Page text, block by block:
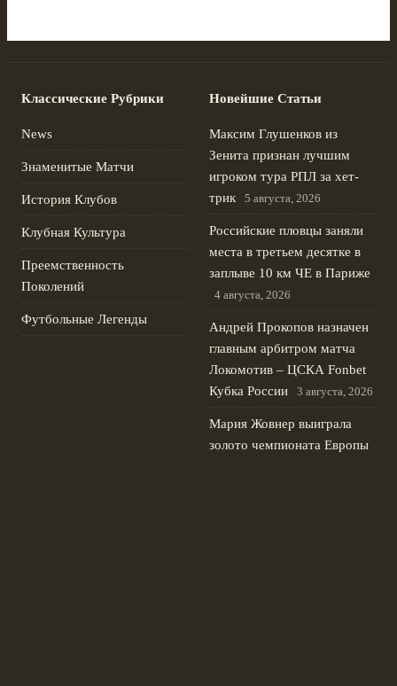
Классические Рубрики
News
Знаменитые Матчи
История Клубов
Клубная Культура
Преемственность
Поколений
Футбольные Легенды
Новейшие Статьи
Максим Глушенков из
Зенита признан лучшим
игроком тура РПЛ за хет-
трик
5 августа, 2026
Российские пловцы заняли
места в третьем десятке в
заплыве 10 км ЧЕ в Париже
4 августа, 2026
Андрей Прокопов назначен
главным арбитром матча
Локомотив – ЦСКА Fonbet
Кубка России
3 августа, 2026
Мария Жовнер выиграла
золото чемпионата Европы